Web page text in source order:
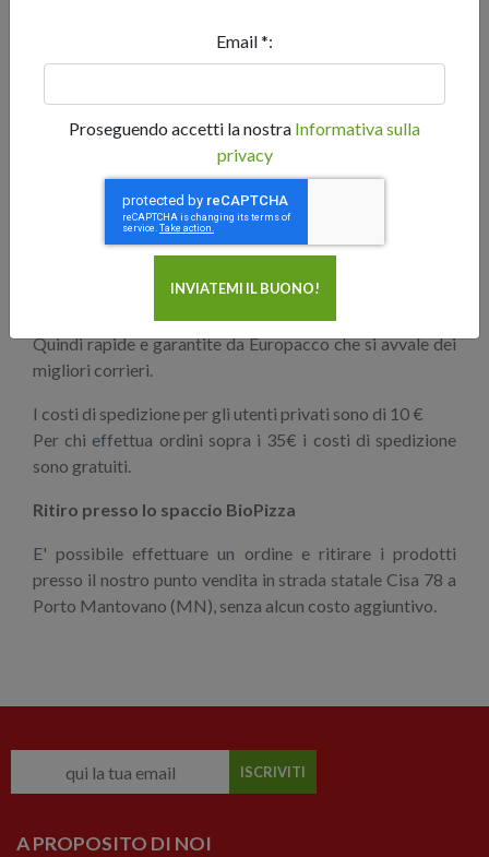
Email *:
Proseguendo accetti la nostra Informativa sulla
privacy
Chi le acquista non dovrà fare altro che condirle e
metterle in forno alla massima temperatura per qualche
Quando gli ingredienti saranno completamente cotti, si
potrà sfornare una fragrante e gustosa pizza!
Spedizioni
spedizionisonorefrigerate
corriere in 24 oredal momento della presa in carico.
Quindi rapide e garantite da Europacco che si avvale dei
migliori corrieri.
I costi di spedizione per gli utenti privati sono di 10 €
Per chi effettua ordini sopra i 35€ i costi di spedizione
sono gratuiti.
Ritiro presso lo spaccio BioPizza
E' possibile effettuare un ordine e ritirare i prodotti
presso il nostro punto vendita in strada statale Cisa 78 a
Porto Mantovano (MN), senza alcun costo aggiuntivo.
A PROPOSITO DI NOI